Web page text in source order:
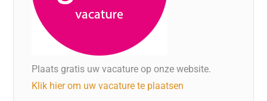
Plaats gratis uw vacature op onze website.
Klik hier om uw vacature te plaatsen